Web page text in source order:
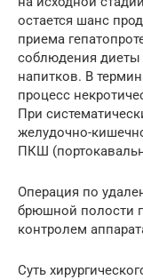
остается шанс
приема
соблюдения диеты
напитков. В
процесс
При
желудочно-
ПКШ
Операция по
брюшной полости
контролем
Суть